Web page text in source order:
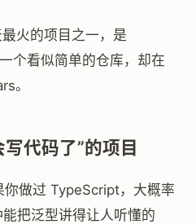
火的项目之一，是
看似简单的仓库，却在
。
代码了”的项目
做过 TypeScript，大概率
把泛型讲得让人听懂的